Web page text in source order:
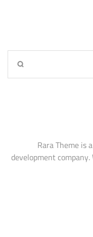
Rara Theme is
development